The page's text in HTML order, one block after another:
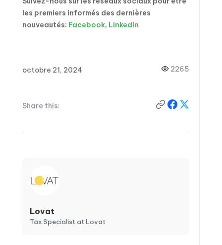
les premiers informés des dernières
nouveautés: Facebook, LinkedIn
octobre 21, 2024 2265
Share this:
Lovat
Tax Specialist at Lovat